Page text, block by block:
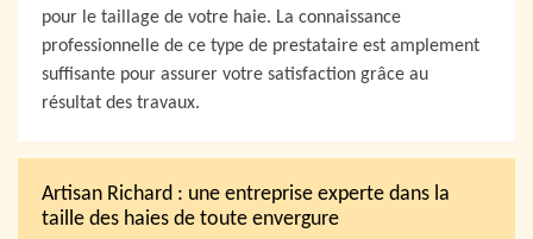
pour le taillage de votre haie. La connaissance
professionnelle de ce type de prestataire est amplement
suffisante pour assurer votre satisfaction grâce au
résultat des travaux.
Artisan Richard : une entreprise experte dans la
taille des haies de toute envergure